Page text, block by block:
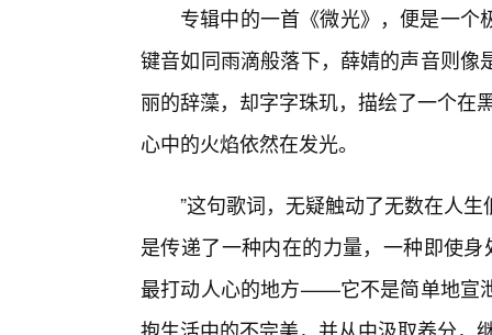
专辑中的一首《微光》，便是一
键音如同雨滴般落下，薛婧的声音则
丽的辞藻，却字字珠玑，描绘了一个在
心中的火焰依然在发光。
”这句歌词，无疑触动了无数在人
是传递了一种内在的力量，一种即使
最打动人心的地方——它不是简单地宣